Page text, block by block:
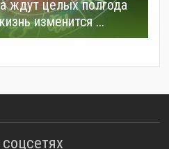
ждут целых полгода
изменится ...